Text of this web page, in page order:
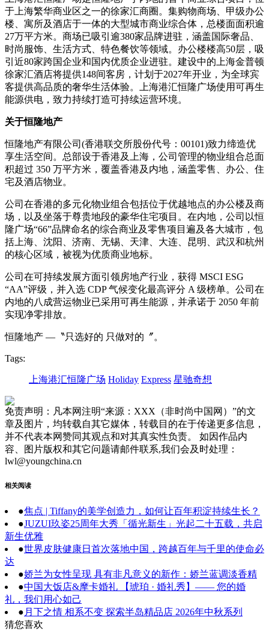
于上海繁华商业区之一的徐家汇商圈。集购物商场、甲级办公
楼、寓所及酒店于一体的大型城市商业综合体，总楼面面积逾
27万平方米。商场已吸引逾380家品牌进驻，涵盖国际奢品、
时尚服饰、生活方式、特色餐饮等领域。办公楼楼高50层，吸
引近80家跨国企业和国内优质企业进驻。建设中的上海金普顿
徐家汇酒店将提供148间客房，计划于2027年开业，为全球宾
客提供高品质的奢华生活体验。上海港汇恒隆广场使用可再生
能源供电，致力持续打造可持续运营环境。
关于恒隆地产
恒隆地产有限公司(香港联交所股份代号：00101)致力缔造优
享生活空间。总部设于香港及上海，公司管理的物业组合总面
积超过 350 万平方米，覆盖香港及内地，涵盖零售、办公、住
宅及酒店物业。
公司在香港的多元化物业组合包括位于优越地点的办公楼及商
场，以及坐落于尊贵地段的豪华住宅项目。在内地，公司以恒
隆广场“66”品牌命名的综合商业及零售项目遍及各大城市，包
括上海、沈阳、济南、无锡、天津、大连、昆明、武汉和杭州
的核心区域，被视为优质商业地标。
公司在可持续发展方面引领房地产行业，获得 MSCI ESG
“AA”评级，并入选 CDP 气候变化最高评分 A 级榜单。公司在
内地的八成营运物业已采用可再生能源，并承诺于 2050 年前
实现净零排放。
恒隆地产 —〝只选好的 只做对的〞。
Tags:
上海港汇恒隆广场 Holiday Express 星驰奇想
免责声明：凡本网注明“来源：XXX（非时尚中国网）”的文
章及图片，均转载自其它媒体，转载目的在于传递更多信息，
并不代表本网赞同其观点和对其真实性负责。 如因作品内
容、图片版权和其它问题请邮件联系,我们会及时处理：
lwl@youngchina.cn
相关阅读
●焦点 | Tiffany的美学创造力，如何让百年积淀持续生长？
●JUZUI玖姿25周年大秀「循光新生」光起二十五载，共启
新生优雅
●世界皮肤健康日首次落地中国，跨越百年与千里的使命必
达
●娇兰为女性呈现 具有非凡意义的新作：娇兰蓝调淡香精
●中国大饭店&摩卡婚礼 【琥珀 · 婚礼秀】—— 您的婚
礼，我们用心如己
● 月下之情 相系不变 探索半岛精品店 2026年中秋系列
猜您喜欢